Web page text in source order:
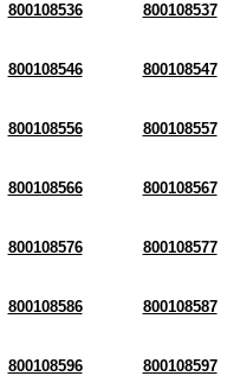
800108536 800108537
800108546 800108547
800108556 800108557
800108566 800108567
800108576 800108577
800108586 800108587
800108596 800108597